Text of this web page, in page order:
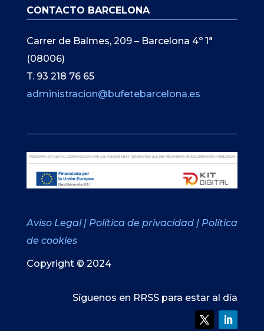
CONTACTO BARCELONA
Carrer de Balmes, 209 – Barcelona 4º 1ª
(08006)
T. 93 218 76 65
administracion@bufetebarcelona.es
Aviso Legal | Política de privacidad | Política
de cookies
Copyright © 2024
Síguenos en RRSS para estar al día